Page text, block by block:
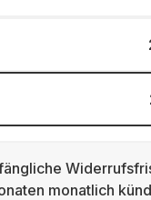
monatlich